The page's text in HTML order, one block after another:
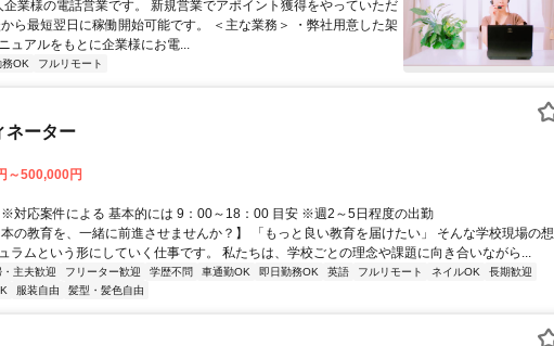
企業様の電話営業です。 新規営業でアポイント獲得をやっていただ
ら最短翌日に稼働開始可能です。 ＜主な業務＞ ・弊社用意した架
ュアルをもとに企業様にお電...
務OK フルリモート
ネーター
～500,000円
対応案件による 基本的には 9：00～18：00 目安 ※週2～5日程度の出勤
の教育を、一緒に前進させませんか？】 「もっと良い教育を届けたい」 そんな学校現場の想
ラムという形にしていく仕事です。 私たちは、学校ごとの理念や課題に向き合いながら...
・主夫歓迎 フリーター歓迎 学歴不問 車通勤OK 即日勤務OK 英語 フルリモート ネイルOK
長期歓迎
服装自由 髪型・髪色自由